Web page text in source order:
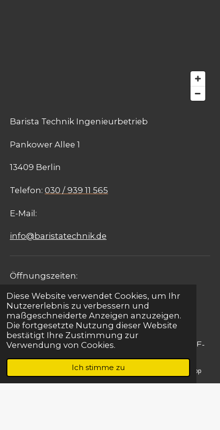
Diese Website verwendet Cookies, um Ihr
Nutzererlebnis zu verbessern und
maßgeschneiderte Anzeigen anzuzeigen.
Die fortgesetzte Nutzung dieser Website
bestätigt Ihre Zustimmung zur
Verwendung von Cookies.
Ich stimme zu
Barista Technik Ingenieurbetrieb
Pankower Allee 1
13409 Berlin
Telefon: 030 / 939 11 565
E-Mail:
info@baristatechnik.de
Öffnungszeiten:
Montag - Freitag: 09:00 - 17:00 Uhr
Samstag: 09:00 - 15:00 Uhr
Sonntag: Notfallservice für Gastronomie per E-
Mail
Kontakt|Impressum| Barista Design
Telefon WhatsApp